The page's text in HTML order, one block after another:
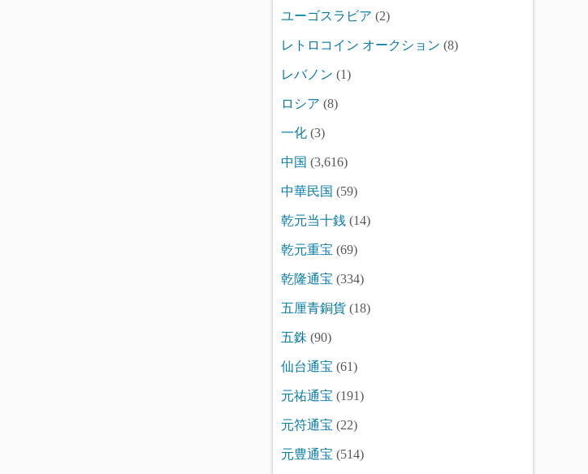
ユーゴスラビア (2)
レトロコイン オークション (8)
レバノン (1)
ロシア (8)
一化 (3)
中国 (3,616)
中華民国 (59)
乾元当十銭 (14)
乾元重宝 (69)
乾隆通宝 (334)
五厘青銅貨 (18)
五銖 (90)
仙台通宝 (61)
元祐通宝 (191)
元符通宝 (22)
元豊通宝 (514)